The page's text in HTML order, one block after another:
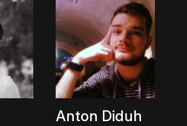
Anton Diduh